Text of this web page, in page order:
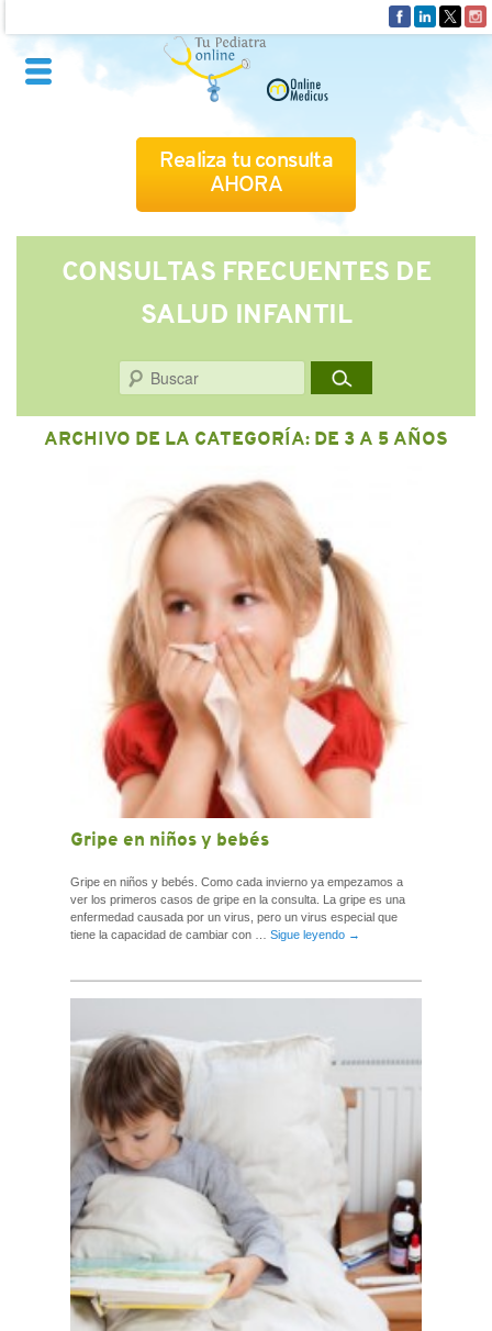
Realiza tu consulta
AHORA
QUIÉNES SOMOS
CÓMO FUNCIONA
CUADRO MÉDICO
CONSULTAS FRECUENTES
CONTACTO
CONSULTAS FRECUENTES DE
SALUD INFANTIL
ARCHIVO DE LA CATEGORÍA: DE 3 A 5 AÑOS
Gripe en niños y bebés
Gripe en niños y bebés. Como cada invierno ya empezamos a
ver los primeros casos de gripe en la consulta. La gripe es una
enfermedad causada por un virus, pero un virus especial que
tiene la capacidad de cambiar con … Sigue leyendo →